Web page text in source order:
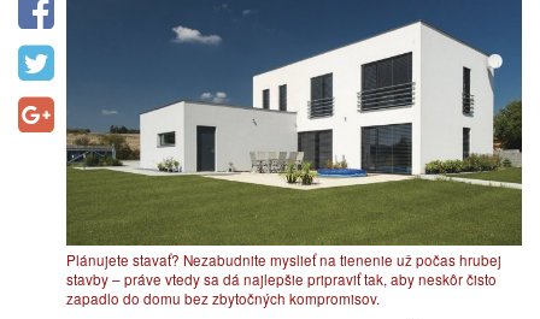
Plánujete stavať? Nezabudnite myslieť na tienenie už počas hrubej
stavby – práve vtedy sa dá najlepšie pripraviť tak, aby neskôr čisto
zapadlo do domu bez zbytočných kompromisov.